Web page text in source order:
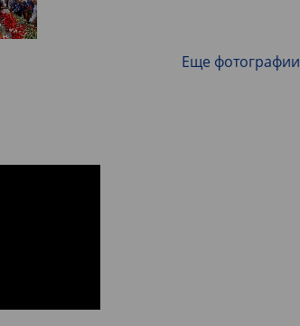
Еще фотографии